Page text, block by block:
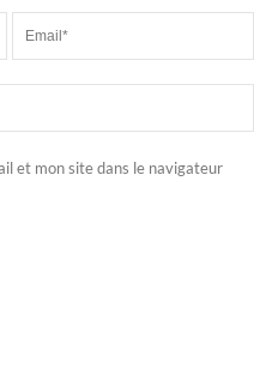
et mon site dans le navigateur